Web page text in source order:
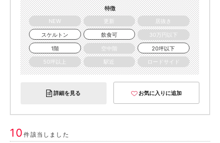
特徴
NEW
更新
居抜き
スケルトン
飲食可
30万円以下
1階
空中階
20坪以下
50坪以上
駅近 ロードサイド
詳細を見る お気に入りに追加
10件該当しました